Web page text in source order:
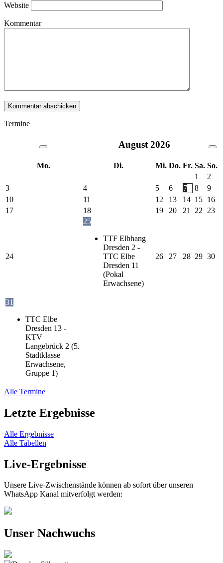
Website
Kommentar
Termine
August 2026
Mo. Di. Mi. Do. Fr. Sa. So.
1
2
3
4 5 6 7 8
9
10
11 12 13 14 15 16
17
18 19 20 21 22 23
24
25
TTF Elbhang
Dresden 2 -
TTC Elbe
Dresden 11
(Pokal
Erwachsene)
26 27 28 29 30
31
TTC Elbe
Dresden 13 -
KTV
Langebrück 2 (5.
Stadtklasse
Erwachsene,
Gruppe 1)
Alle Termine
Letzte Ergebnisse
Alle Ergebnisse
Alle Tabellen
Live-Ergebnisse
Unsere Live-Zwischenstände können ab sofort über unseren
WhatsApp Kanal mitverfolgt werden:
Unser Nachwuchs